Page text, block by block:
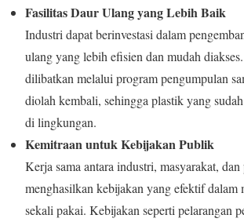
Fasilitas Daur Ulang yang Lebih Baik
Industri dapat berinvestasi dalam
ulang yang lebih efisien dan mudah
dilibatkan melalui program pengumpulan
diolah kembali, sehingga plastik yang
di lingkungan.
Kemitraan untuk Kebijakan Publik
Kerja sama antara industri, masyarakat,
menghasilkan kebijakan yang efektif dalam
sekali pakai. Kebijakan seperti pelarangan